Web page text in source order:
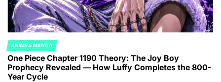
POSTED
IN
ANIME & MANGA
One Piece Chapter 1190 Theory: The Joy Boy
Prophecy Revealed — How Luffy Completes the 800-
Year Cycle